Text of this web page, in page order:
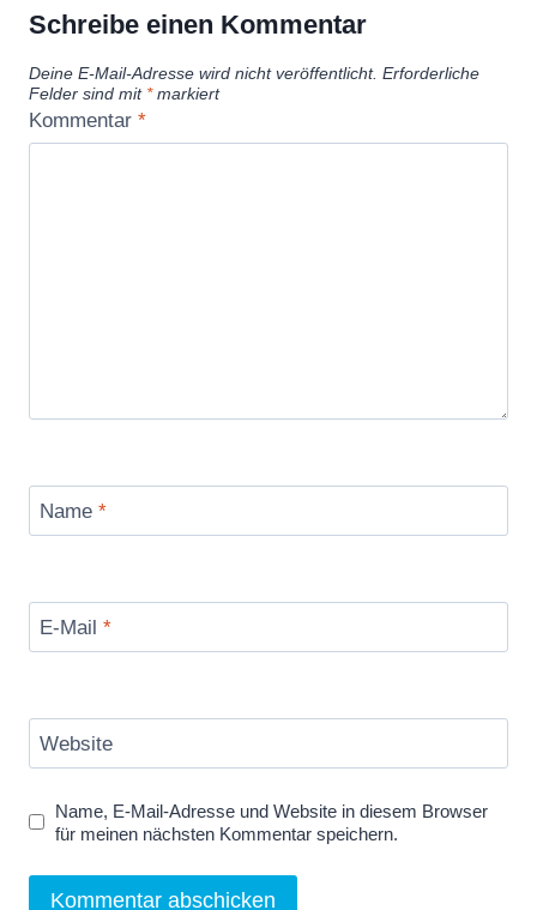
Schreibe einen Kommentar
Deine E-Mail-Adresse wird nicht veröffentlicht. Erforderliche
Felder sind mit *markiert
Kommentar *
Name *
E-Mail *
Website
Name, E-Mail-Adresse und Website in diesem Browser
für meinen nächsten Kommentar speichern.